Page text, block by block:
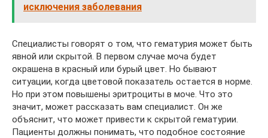
исключения заболевания
Специалисты говорят о том, что гематурия может быть
явной или скрытой. В первом случае моча будет
окрашена в красный или бурый цвет. Но бывают
ситуации, когда цветовой показатель остается в норме.
Но при этом повышены эритроциты в моче. Что это
значит, может рассказать вам специалист. Он же
объяснит, что может привести к скрытой гематурии.
Пациенты должны понимать, что подобное состояние